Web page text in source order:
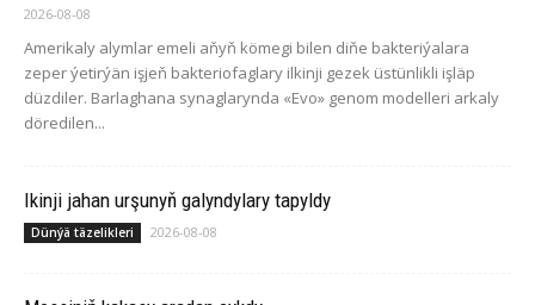
2026-08-08
Amerikaly alymlar emeli aňyň kömegi bilen diňe bakteriýalara
zeper ýetirýän işjeň bakteriofaglary ilkinji gezek üstünlikli işläp
düzdiler. Barlaghana synaglarynda «Evo» genom modelleri arkaly
döredilen...
Ikinji jahan urşunyň galyndylary tapyldy
Dünýä täzelikleri 2026-08-08